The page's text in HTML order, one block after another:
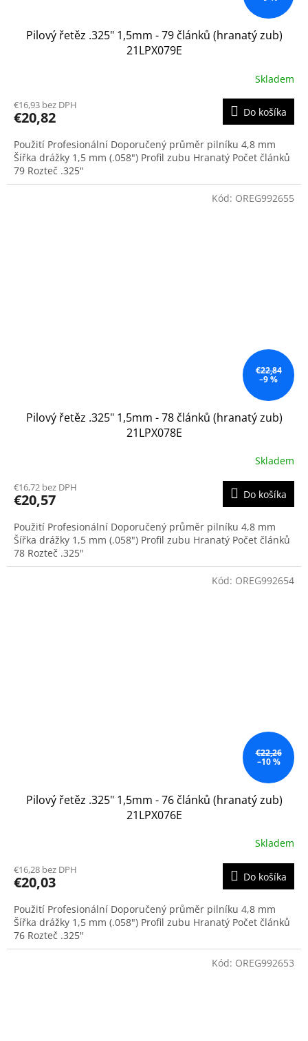
Pilový řetěz .325" 1,5mm - 79 článků (hranatý zub)
21LPX079E
Skladem
€16,93 bez DPH
€20,82 Do košíka
Použití Profesionální Doporučený průměr pilníku 4,8 mm
Šířka drážky 1,5 mm (.058") Profil zubu Hranatý Počet článků
79 Rozteč .325"
€22,84
–9 %
Pilový řetěz .325" 1,5mm - 78 článků (hranatý zub)
21LPX078E
Skladem
€16,72 bez DPH
€20,57 Do košíka
Použití Profesionální Doporučený průměr pilníku 4,8 mm
Šířka drážky 1,5 mm (.058") Profil zubu Hranatý Počet článků
78 Rozteč .325"
Kód: OREG992655
€22,26
–10 %
Pilový řetěz .325" 1,5mm - 76 článků (hranatý zub)
21LPX076E
Skladem
€16,28 bez DPH
€20,03 Do košíka
Použití Profesionální Doporučený průměr pilníku 4,8 mm
Šířka drážky 1,5 mm (.058") Profil zubu Hranatý Počet článků
76 Rozteč .325"
Kód: OREG992654
Kód: OREG992653